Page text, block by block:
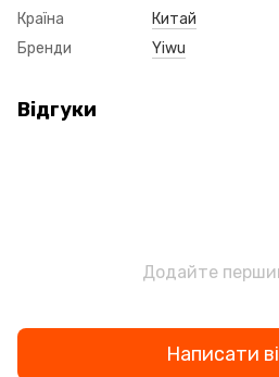
Країна
Китай
Бренди
Yiwu
Відгуки
Додайте
Написати